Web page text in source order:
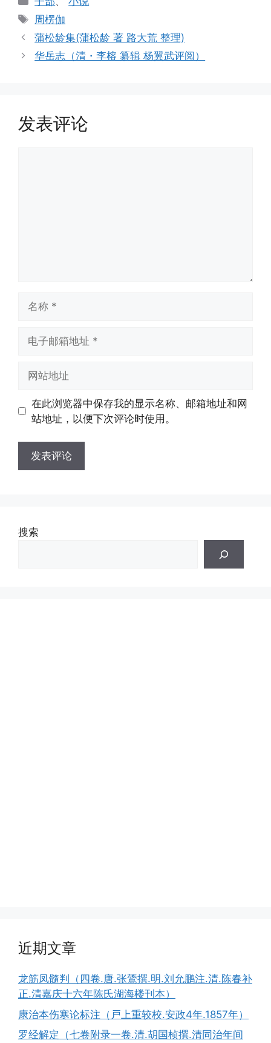
类
标
签
周楞伽
蒲松龄集(蒲松龄 著 路大荒 整理)
华岳志（清・李榕 纂辑 杨翼武评阅）
发表评论
址
址
在此浏览器中保存我的显示名称、邮箱地址和网
站地址，以便下次评论时使用。
搜索
近期文章
龙筋凤髓判（四卷.唐.张鷟撰.明.刘允鹏注.清.陈春补
正.清嘉庆十六年陈氏湖海楼刊本）
康治本伤寒论标注（戸上重较校.安政4年.1857年）
罗经解定（七卷附录一卷.清.胡国桢撰.清同治年间